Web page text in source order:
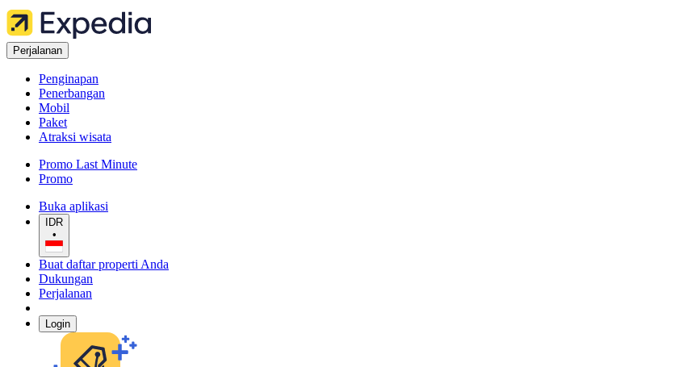
Perjalanan
Penginapan
Penerbangan
Mobil
Paket
Atraksi wisata
Promo Last Minute
Promo
Buka aplikasi
IDR
•
Buat daftar properti Anda
Dukungan
Perjalanan
Login